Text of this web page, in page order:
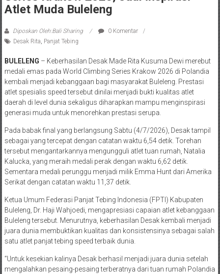
Atlet Muda Buleleng
Diposkan Oleh:Bali Sharing
0 Komentar
Desak Rita Panjat Tebing
BULELENG – Keberhasilan Desak Made Rita Kusuma Dewi merebut
medali emas pada World Climbing Series Krakow 2026 di Polandia
kembali menjadi kebanggaan bagi masyarakat Buleleng. Prestasi
atlet spesialis speed tersebut dinilai menjadi bukti kualitas atlet
daerah di level dunia sekaligus diharapkan mampu menginspirasi
generasi muda untuk menorehkan prestasi serupa.
Pada babak final yang berlangsung Sabtu (4/7/2026), Desak tampil
sebagai yang tercepat dengan catatan waktu 6,54 detik. Torehan
tersebut mengantarkannya mengungguli atlet tuan rumah, Natalia
Kalucka, yang meraih medali perak dengan waktu 6,62 detik.
Sementara medali perunggu menjadi milik Emma Hunt dari Amerika
Serikat dengan catatan waktu 11,37 detik.
Ketua Umum Federasi Panjat Tebing Indonesia (FPTI) Kabupaten
Buleleng, Dr. Haji Wahjoedi, mengapresiasi capaian atlet kebanggaan
Buleleng tersebut. Menurutnya, keberhasilan Desak kembali menjadi
juara dunia membuktikan kualitas dan konsistensinya sebagai salah
satu atlet panjat tebing speed terbaik dunia.
“Untuk kesekian kalinya Desak berhasil menjadi juara dunia setelah
mengalahkan pesaing-pesaing terberatnya dari tuan rumah Polandia